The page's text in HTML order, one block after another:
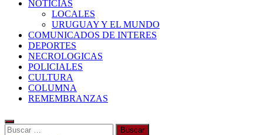
NOTICIAS
LOCALES
URUGUAY Y EL MUNDO
COMUNICADOS DE INTERES
DEPORTES
NECROLOGICAS
POLICIALES
CULTURA
COLUMNA
REMEMBRANZAS
Buscar: